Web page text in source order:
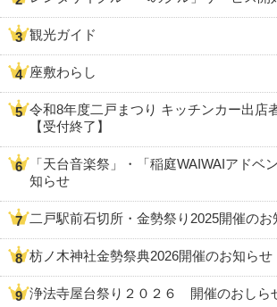
観光ガイド
座敷わらし
令和8年度二戸まつり キッチンカー出店
【受付終了】
「天台音楽祭」・「稲庭WAIWAIアド
知らせ
二戸駅前石切所・金勢祭り2025開催のお
枋ノ木神社金勢祭典2026開催のお知らせ
浄法寺屋台祭り２０２６ 開催のおしら